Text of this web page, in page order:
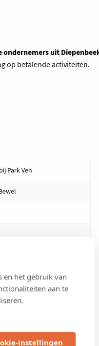
en het gebruik van
aan te
instellingen
ondernemers uit
op betalende activiteiten.
Park Ven